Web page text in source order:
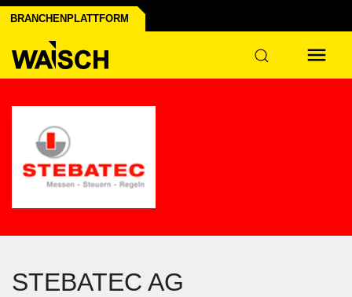
BRANCHENPLATTFORM
STEBATEC AG